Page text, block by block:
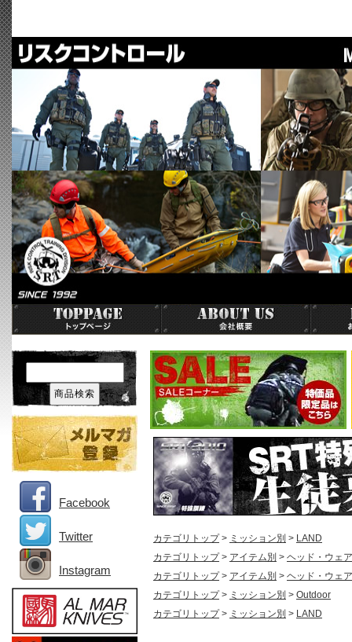
カテゴリトップ> ミッション別 > LAND
カテゴリトップ> アイテム別 > ヘッド・ウェア
カテゴリトップ> アイテム別 > ヘッド・ウェア
カテゴリトップ> ミッション別 > Outdoor
カテゴリトップ> ミッション別 > LAND
Facebook
Twitter
Instagram